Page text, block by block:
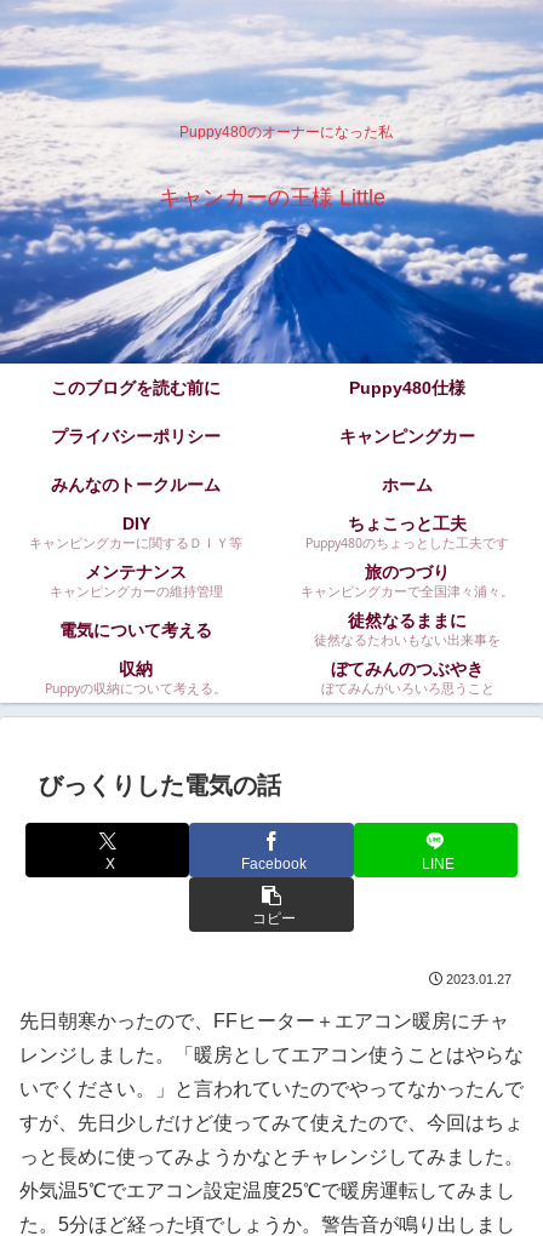
Puppy480のオーナーになった私
キャンカーの王様 Little
このブログを読む前に Puppy480仕様
プライバシーポリシー キャンピングカー
みんなのトークルーム
ホーム
DIY
キャンピングカーに関するＤＩＹ等
ちょこっと工夫
Puppy480のちょっとした工夫です
メンテナンス
キャンピングカーの維持管理
旅のつづり
キャンピングカーで全国津々浦々。
電気について考える 徒然なるままに
徒然なるたわいもない出来事を
収納
Puppyの収納について考える。
ぼてみんのつぶやき
ぼてみんがいろいろ思うこと
びっくりした電気の話
X Facebook LINE
コピー
2023.01.27
先日朝寒かったので、FFヒーター＋エアコン暖房にチャ
レンジしました。「暖房としてエアコン使うことはやらな
いでください。」と言われていたのでやってなかったんで
すが、先日少しだけど使ってみて使えたので、今回はちょ
っと長めに使ってみようかなとチャレンジしてみました。
外気温5℃でエアコン設定温度25℃で暖房運転してみまし
た。5分ほど経った頃でしょうか。警告音が鳴り出しまし